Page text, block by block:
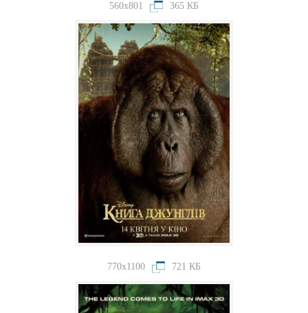
560x801 365 КБ
770x1100 721 КБ